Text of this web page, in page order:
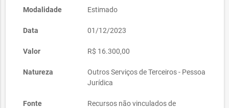
Modalidade Estimado
Data 01/12/2023
Valor R$ 16.300,00
Natureza
Outros Serviços de Terceiros - Pessoa
Jurídica
Fonte
Recursos não vinculados de